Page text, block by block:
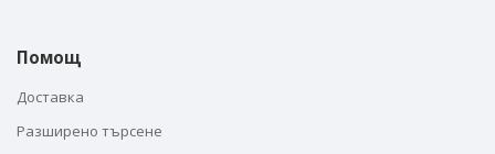
Помощ
Доставка
Разширено търсене